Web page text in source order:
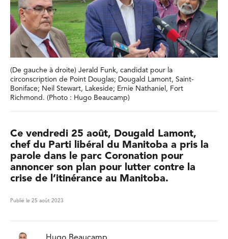
(De gauche à droite) Jerald Funk, candidat pour la
circonscription de Point Douglas; Dougald Lamont, Saint-
Boniface; Neil Stewart, Lakeside; Ernie Nathaniel, Fort
Richmond. (Photo : Hugo Beaucamp)
Ce vendredi 25 août, Dougald Lamont,
chef du Parti libéral du Manitoba a pris la
parole dans le parc Coronation pour
annoncer son plan pour lutter contre la
crise de l’itinérance au Manitoba.
Publié le 25 août 2023